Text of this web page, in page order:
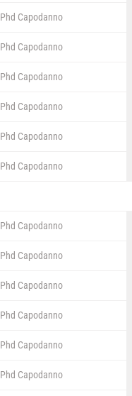
Phd Capodanno
Phd Capodanno
Phd Capodanno
Phd Capodanno
Phd Capodanno
Phd Capodanno
Phd Capodanno
Phd Capodanno
Phd Capodanno
Phd Capodanno
Phd Capodanno
Phd Capodanno